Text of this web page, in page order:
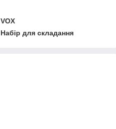
VOX
Набір для складання